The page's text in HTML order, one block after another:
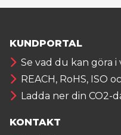
KUNDPORTAL
Se vad du kan göra
REACH, RoHS, ISO
Ladda ner din CO2-
KONTAKT